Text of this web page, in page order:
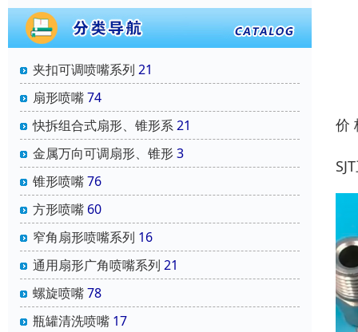
夹扣可调喷嘴系列 21
扇形喷嘴74
快拆组合式扇形、锥形系21
金属万向可调扇形、锥形3
锥形喷嘴76
方形喷嘴 60
窄角扇形喷嘴系列 16
通用扇形广角喷嘴系列 21
螺旋喷嘴78
瓶罐清洗喷嘴 17
价